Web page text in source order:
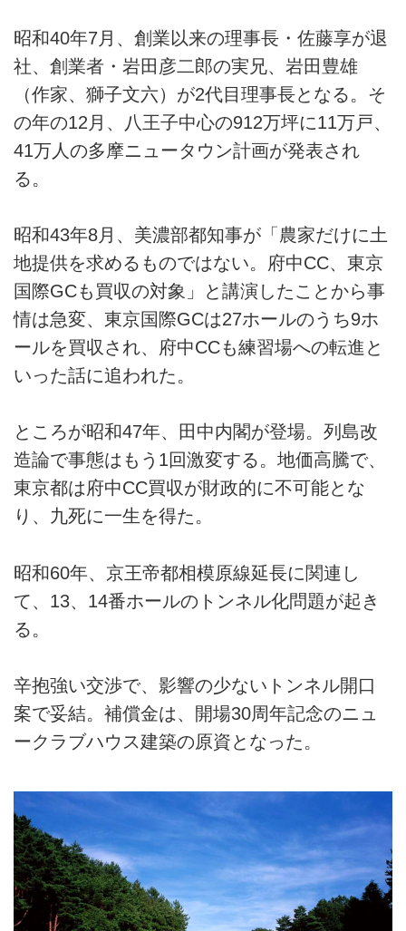
昭和40年7月、創業以来の理事長・佐藤享が退
社、創業者・岩田彦二郎の実兄、岩田豊雄
（作家、獅子文六）が2代目理事長となる。そ
の年の12月、八王子中心の912万坪に11万戸、
41万人の多摩ニュータウン計画が発表され
る。
昭和43年8月、美濃部都知事が「農家だけに土
地提供を求めるものではない。府中CC、東京
国際GCも買収の対象」と講演したことから事
情は急変、東京国際GCは27ホールのうち9ホ
ールを買収され、府中CCも練習場への転進と
いった話に追われた。
ところが昭和47年、田中内閣が登場。列島改
造論で事態はもう1回激変する。地価高騰で、
東京都は府中CC買収が財政的に不可能とな
り、九死に一生を得た。
昭和60年、京王帝都相模原線延長に関連し
て、13、14番ホールのトンネル化問題が起き
る。
辛抱強い交渉で、影響の少ないトンネル開口
案で妥結。補償金は、開場30周年記念のニュ
ークラブハウス建築の原資となった。